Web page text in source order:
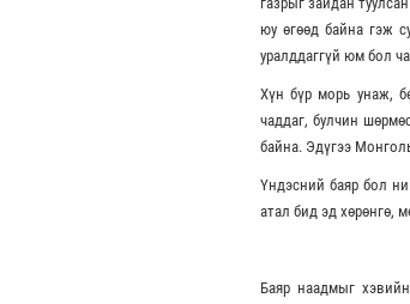
юу өгөөд байна гэж
уралддаггүй юм бол
Хүн бүр морь унаж,
чаддаг, булчин
байна. Эдүгээ
Үндэсний баяр бол
атал бид эд хөрөнгө,
Баяр наадмыг